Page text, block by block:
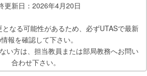
更新日：2026年4月20日
なる可能性があるため、必ずUTASで最新
報を確認して下さい。
い方は、担当教員または部局教務へお問い
合わせ下さい。